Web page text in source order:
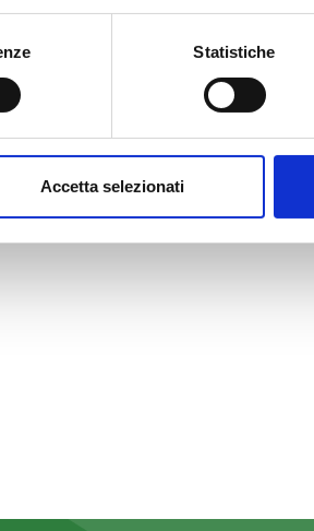
Statistiche
Accetta selezionati